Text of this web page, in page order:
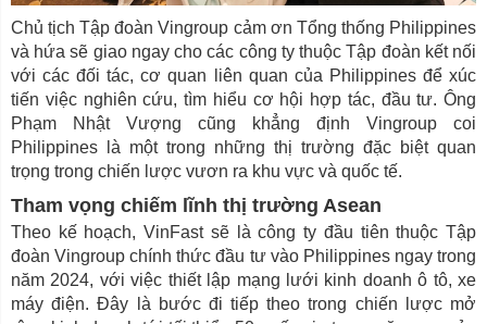
Chủ tịch Tập đoàn Vingroup cảm ơn Tổng thống Philippines
và hứa sẽ giao ngay cho các công ty thuộc Tập đoàn kết nối
với các đối tác, cơ quan liên quan của Philippines để xúc
tiến việc nghiên cứu, tìm hiểu cơ hội hợp tác, đầu tư. Ông
Phạm Nhật Vượng cũng khẳng định Vingroup coi
Philippines là một trong những thị trường đặc biệt quan
trọng trong chiến lược vươn ra khu vực và quốc tế.
Tham vọng chiếm lĩnh thị trường Asean
Theo kế hoạch, VinFast sẽ là công ty đầu tiên thuộc Tập
đoàn Vingroup chính thức đầu tư vào Philippines ngay trong
năm 2024, với việc thiết lập mạng lưới kinh doanh ô tô, xe
máy điện. Đây là bước đi tiếp theo trong chiến lược mở